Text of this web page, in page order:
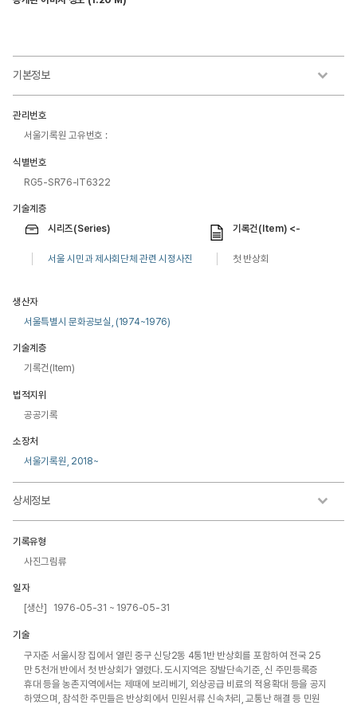
기본정보
관리번호
서울기록원 고유번호 :
식별번호
RG5-SR76-IT6322
기술계층
시리즈(Series)
서울 시민과 제사회단체 관련 시정사진
기록건(Item) <-
첫 반상회
생산자
서울특별시 문화공보실, (1974~1976)
기술계층
기록건(Item)
법적지위
공공기록
소장처
서울기록원, 2018~
상세정보
기록유형
사진그림류
일자
[생산] 1976-05-31 ~ 1976-05-31
기술
구자춘 서울시장 집에서 열린 중구 신당2동 4통1반 반상회를 포함하여 전국 25
만 5천개 반에서 첫 반상회가 열렸다. 도시지역은 장발단속기준, 신 주민등록증
휴대 등을 농촌지역에서는 제때에 보리베기, 외상공급 비료의 적용확대 등을 공지
하였으며, 참석한 주민들은 반상회에서 민원서류 신속처리, 교통난 해결 등 민원